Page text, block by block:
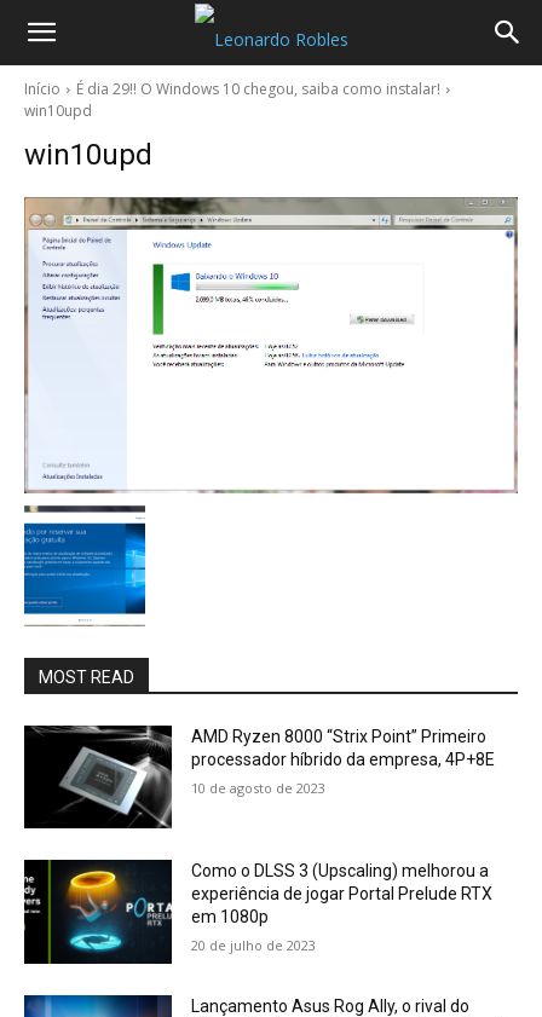
Início
É dia 29!! O Windows 10 chegou, saiba como instalar!
win10upd
win10upd
MOST READ
AMD Ryzen 8000 “Strix Point” Primeiro
processador híbrido da empresa, 4P+8E
10 de agosto de 2023
Como o DLSS 3 (Upscaling) melhorou a
experiência de jogar Portal Prelude RTX
em 1080p
20 de julho de 2023
Lançamento Asus Rog Ally, o rival do